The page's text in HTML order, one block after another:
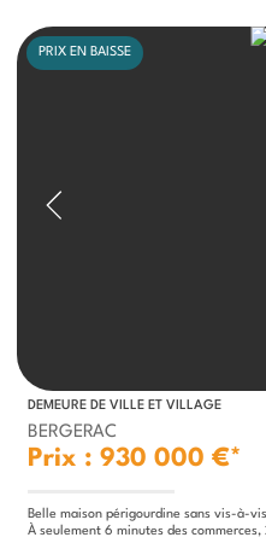
PRIX EN BAISSE
DEMEURE DE VILLE ET VILLAGE
BERGERAC
Prix : 930 000 €*
À seulement 6 minutes des commerces, 20 minutes de la